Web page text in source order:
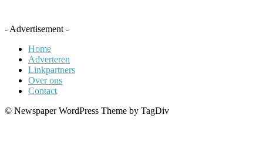
- Advertisement -
Home
Adverteren
Linkpartners
Over ons
Contact
© Newspaper WordPress Theme by TagDiv